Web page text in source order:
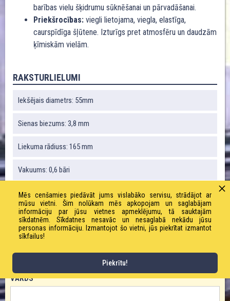
barības vielu šķidrumu sūknēšanai un pārvadāšanai.
Priekšrocības: viegli lietojama, viegla, elastīga,
caurspīdīga šļūtene. Izturīgs pret atmosfēru un daudzām
ķīmiskām vielām.
RAKSTURLIELUMI
Iekšējais diametrs: 55mm
Sienas biezums: 3,8 mm
Liekuma rādiuss: 165 mm
Vakuums: 0,6 bāri
Svars: 700 g / m
Darba spiediens: 4,0 bāri
PASŪTĪT PRODUKTU!
VĀRDS
Mēs cenšamies piedāvāt jums vislabāko servisu, strādājot ar
mūsu vietni. Šim nolūkam mēs apkopojam un saglabājam
informāciju par jūsu vietnes apmeklējumu, tā sauktajām
sīkdatnēm. Sīkdatnes nesavāc un nesaglabā nekādu jūsu
personas informāciju. Izmantojot šo vietni, jūs piekrītat izmantot
sīkfailus!
Piekrītu!